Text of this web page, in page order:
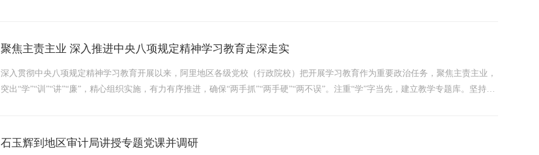
深入贯彻中央八项规定精神学习教育交流研讨会议，...
聚焦主责主业 深入推进中央八项规定精神学习教育走深走实
深入贯彻中央八项规定精神学习教育开展以来，阿里地区各级党校（行政院校）把开展学习教育作为重要政治任务，聚焦主责主业，
突出“学”“训”“讲”“廉”，精心组织实施，有力有序推进，确保“两手抓”“两手硬”“两不误”。注重“学”字当先，建立教学专题库。坚持育
石玉辉到地区审计局讲授专题党课并调研